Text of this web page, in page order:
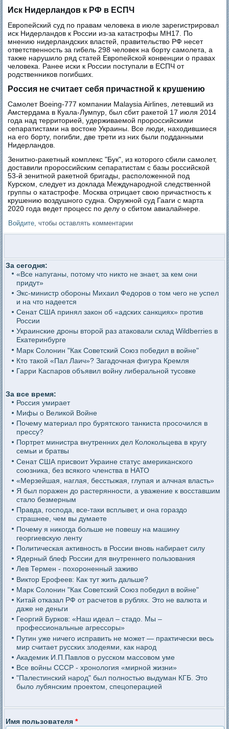
Иск Нидерландов к РФ в ЕСПЧ
Европейский суд по правам человека в июле зарегистрировал
иск Нидерландов к России из-за катастрофы MH17. По
мнению нидерландских властей, правительство РФ несет
ответственность за гибель 298 человек на борту самолета, а
также нарушило ряд статей Европейской конвенции о правах
человека. Ранее иски к России поступали в ЕСПЧ от
родственников погибших.
Россия не считает себя причастной к крушению
Самолет Boeing-777 компании Malaysia Airlines, летевший из
Амстердама в Куала-Лумпур, был сбит ракетой 17 июля 2014
года над территорией, удерживаемой пророссийскими
сепаратистами на востоке Украины. Все люди, находившиеся
на его борту, погибли, две трети из них были подданными
Нидерландов.
Зенитно-ракетный комплекс "Бук", из которого сбили самолет,
доставили пророссийским сепаратистам с базы российской
53-й зенитной ракетной бригады, расположенной под
Курском, следует из доклада Международной следственной
группы о катастрофе. Москва отрицает свою причастность к
крушению воздушного судна. Окружной суд Гааги с марта
2020 года ведет процесс по делу о сбитом авиалайнере.
Войдите , чтобы оставлять комментарии
За сегодня:
«Все напуганы, потому что никто не знает, за кем они
придут»
Экс-министр обороны Михаил Федоров о том чего не успел
и на что надеется
Сенат США принял закон об «адских санкциях» против
России
Украинские дроны второй раз атаковали склад Wildberries в
Екатеринбурге
Марк Солонин "Как Советский Союз победил в войне"
Кто такой «Пал Лаич»? Загадочная фигура Кремля
Гарри Каспаров объявил войну либеральной тусовке
За все время:
Россия умирает
Мифы о Великой Войне
Почему материал про бурятского танкиста просочился в
прессу?
Портрет министра внутренних дел Колокольцева в кругу
семьи и братвы
Сенат США присвоит Украине статус американского
союзника, без всякого членства в НАТО
«Мерзейшая, наглая, бесстыжая, глупая и алчная власть»
Я был поражен до растерянности, а уважение к восставшим
стало безмерным
Правда, господа, все-таки всплывет, и она гораздо
страшнее, чем вы думаете
Почему я никогда больше не повешу на машину
георгиевскую ленту
Политическая активность в России вновь набирает силу
Ядерный блеф России для внутреннего пользования
Лев Термен - похороненный заживо
Виктор Ерофеев: Как тут жить дальше?
Марк Солонин "Как Советский Союз победил в войне"
Китай отказал РФ от расчетов в рублях. Это не валюта и
даже не деньги
Георгий Бурков: «Наш идеал – стадо. Мы –
профессиональные агрессоры»
Путин уже ничего исправить не может — практически весь
мир считает русских злодеями, как народ
Академик И.П.Павлов о русском массовом уме
Все войны СССР - хронология «мирной жизни»
"Палестинский народ" был полностью выдуман КГБ. Это
было лубянским проектом, спецоперацией
Имя пользователя*